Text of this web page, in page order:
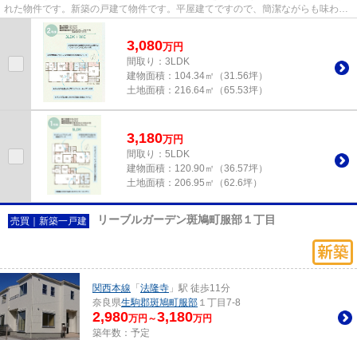
れた物件です。新築の戸建て物件です。平屋建てですので、簡潔ながらも味わい
のある外観が特徴です。生駒郡...
3,080万円
間取り：3LDK
建物面積： 104.34㎡（31.56坪）
土地面積： 216.64㎡（65.53坪）
3,180万円
間取り：5LDK
建物面積： 120.90㎡（36.57坪）
土地面積： 206.95㎡（62.6坪）
売買｜新築一戸建 リーブルガーデン斑鳩町服部１丁目
関西本線 「 法隆寺 」駅 徒歩11分
奈良県生駒郡斑鳩町服部 １丁目7-8
2,980万円～3,180万円
築年数：予定